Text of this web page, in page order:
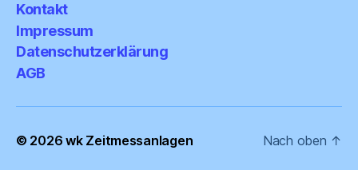
Kontakt
Impressum
Datenschutzerklärung
AGB
© 2026wk Zeitmessanlagen Nach oben ↑